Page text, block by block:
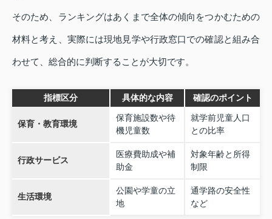
そのため、ランキングはあくまで全体の傾向をつかむための
材料と考え、実際には現地見学や行政窓口での確認と組み合
わせて、総合的に判断することが大切です。
指標区分 具体的な内容 確認のポイント
保育・教育環境
保育施設数や待
機児童数
就学前児童人口
との比率
行政サービス
医療費助成や補
助金
対象年齢と所得
制限
生活環境
公園や学童の立
地
通学路の安全性
など